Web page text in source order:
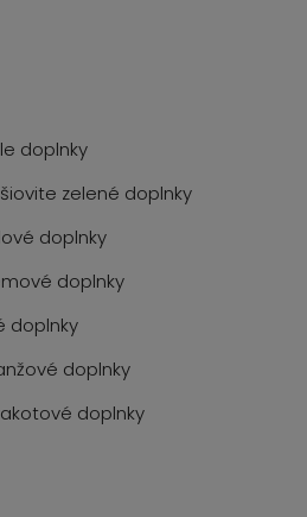
doplnky
zelené doplnky
doplnky
doplnky
doplnky
doplnky
doplnky